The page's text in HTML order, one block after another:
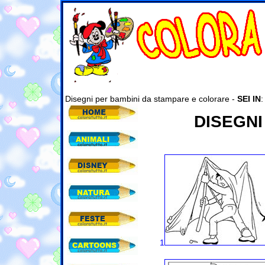
Disegni per bambini da stampare e colorare - SEI IN:
1